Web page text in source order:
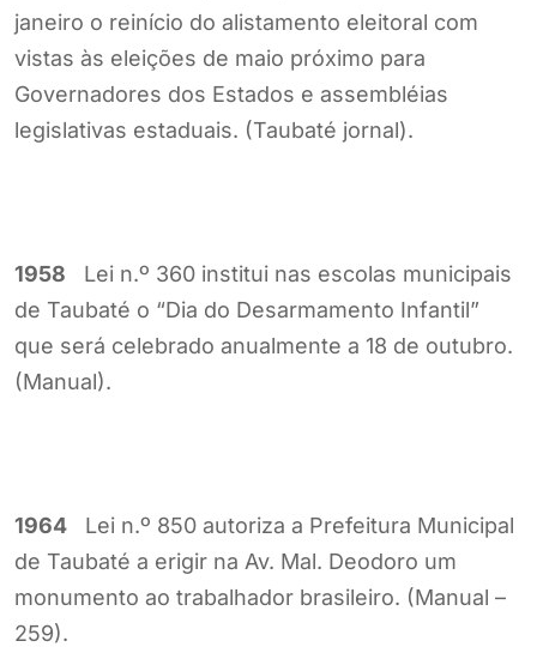
janeiro o reinício do alistamento eleitoral com
vistas às eleições de maio próximo para
Governadores dos Estados e assembléias
legislativas estaduais. (Taubaté jornal).
1958 Lei n.º 360 institui nas escolas municipais
de Taubaté o “Dia do Desarmamento Infantil”
que será celebrado anualmente a 18 de outubro.
(Manual).
1964 Lei n.º 850 autoriza a Prefeitura Municipal
de Taubaté a erigir na Av. Mal. Deodoro um
monumento ao trabalhador brasileiro. (Manual –
259).